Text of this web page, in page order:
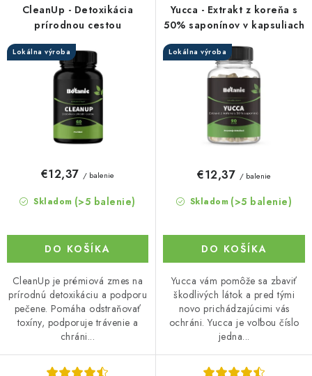
d
u
r
o
CleanUp - Detoxikácia
prírodnou cestou
Lokálna výroba
Skladom (>5 balenie)
€12,37 / balenie
DO KOŠÍKA
CleanUp je prémiová zmes na
prírodnú detoxikáciu a podporu
pečene. Pomáha odstraňovať
toxíny, podporuje trávenie a
chráni...
Yucca - Extrakt z koreňa s
50% saponínov v kapsuliach
Lokálna výroba
Skladom (>5 balenie)
€12,37 / balenie
DO KOŠÍKA
Yucca vám pomôže sa zbaviť
škodlivých látok a pred tými
novo prichádzajúcimi vás
ochráni. Yucca je voľbou číslo
jedna...